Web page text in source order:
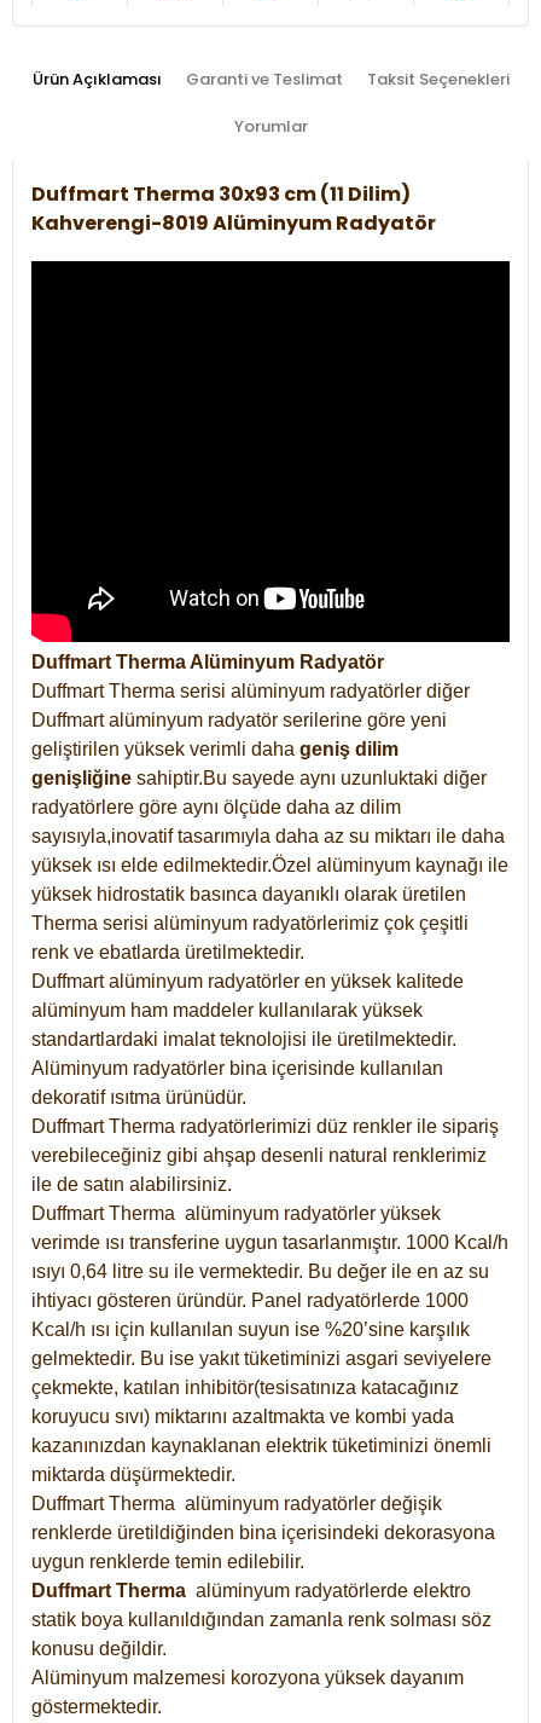
Ürün Açıklaması Garanti ve Teslimat Taksit Seçenekleri
Yorumlar
Duffmart Therma 30x93 cm (11 Dilim)
Kahverengi-8019 Alüminyum Radyatör
Duffmart Therma Alüminyum Radyatör
Duffmart Therma serisi alüminyum radyatörler diğer
Duffmart alüminyum radyatör serilerine göre yeni
geliştirilen yüksek verimli daha geniş dilim
genişliğine sahiptir.Bu sayede aynı uzunluktaki diğer
radyatörlere göre aynı ölçüde daha az dilim
sayısıyla,inovatif tasarımıyla daha az su miktarı ile daha
yüksek ısı elde edilmektedir.Özel alüminyum kaynağı ile
yüksek hidrostatik basınca dayanıklı olarak üretilen
Therma serisi alüminyum radyatörlerimiz çok çeşitli
renk ve ebatlarda üretilmektedir.
Duffmart alüminyum radyatörler en yüksek kalitede
alüminyum ham maddeler kullanılarak yüksek
standartlardaki imalat teknolojisi ile üretilmektedir.
Alüminyum radyatörler bina içerisinde kullanılan
dekoratif ısıtma ürünüdür.
Duffmart Therma radyatörlerimizi düz renkler ile sipariş
verebileceğiniz gibi ahşap desenli natural renklerimiz
ile de satın alabilirsiniz.
Duffmart Therma alüminyum radyatörler yüksek
verimde ısı transferine uygun tasarlanmıştır. 1000 Kcal/h
ısıyı 0,64 litre su ile vermektedir. Bu değer ile en az su
ihtiyacı gösteren üründür. Panel radyatörlerde 1000
Kcal/h ısı için kullanılan suyun ise %20’sine karşılık
gelmektedir. Bu ise yakıt tüketiminizi asgari seviyelere
çekmekte, katılan inhibitör(tesisatınıza katacağınız
koruyucu sıvı) miktarını azaltmakta ve kombi yada
kazanınızdan kaynaklanan elektrik tüketiminizi önemli
miktarda düşürmektedir.
Duffmart Therma alüminyum radyatörler değişik
renklerde üretildiğinden bina içerisindeki dekorasyona
uygun renklerde temin edilebilir.
Duffmart Therma alüminyum radyatörlerde elektro
statik boya kullanıldığından zamanla renk solması söz
konusu değildir.
Alüminyum malzemesi korozyona yüksek dayanım
göstermektedir.